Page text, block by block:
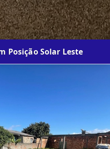
Posição Solar Leste